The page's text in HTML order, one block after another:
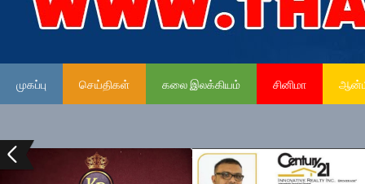
முகப்பு செய்திகள் கலை இலக்கியம் சினிமா